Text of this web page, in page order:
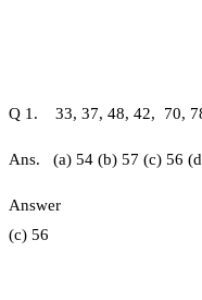
Q 1. 33, 37, 48, 42, 70, 78,
Ans. (a) 54 (b) 57 (c) 56
Answer
(c) 56